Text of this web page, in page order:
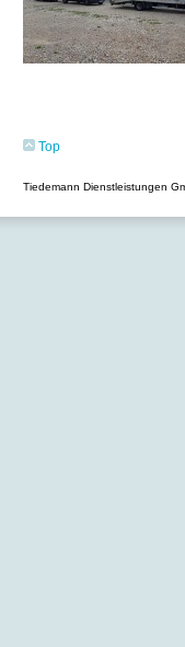
Top
Tiedemann Dienstleistungen